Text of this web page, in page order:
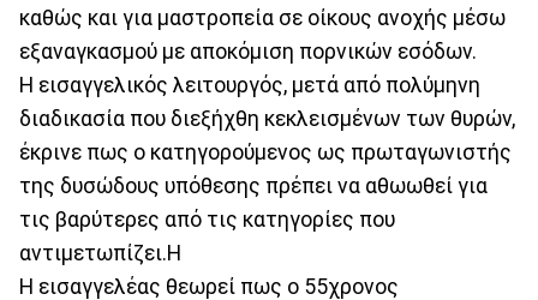
καθώς και για μαστροπεία σε οίκους ανοχής μέσω
εξαναγκασμού με αποκόμιση πορνικών εσόδων.
Η εισαγγελικός λειτουργός, μετά από πολύμηνη
διαδικασία που διεξήχθη κεκλεισμένων των θυρών,
έκρινε πως ο κατηγορούμενος ως πρωταγωνιστής
της δυσώδους υπόθεσης πρέπει να αθωωθεί για
τις βαρύτερες από τις κατηγορίες που
αντιμετωπίζει.Η
Η εισαγγελέας θεωρεί πως ο 55χρονος